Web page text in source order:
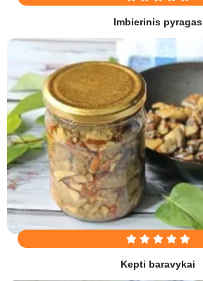
Imbierinis pyragas
Kepti baravykai